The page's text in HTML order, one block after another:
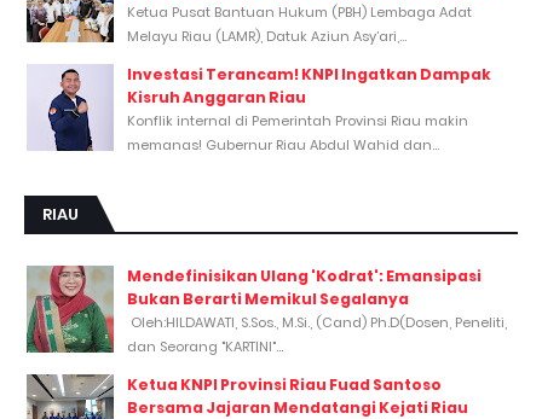
Ketua Pusat Bantuan Hukum (PBH) Lembaga Adat
Melayu Riau (LAMR), Datuk Aziun Asy’ari,...
Investasi Terancam! KNPI Ingatkan Dampak
Kisruh Anggaran Riau
Konflik internal di Pemerintah Provinsi Riau makin
memanas! Gubernur Riau Abdul Wahid dan...
RIAU
Mendefinisikan Ulang 'Kodrat': Emansipasi
Bukan Berarti Memikul Segalanya
Oleh:HILDAWATI, S.Sos., M.Si., (Cand) Ph.D(Dosen, Peneliti,
dan Seorang "KARTINI"...
Ketua KNPI Provinsi Riau Fuad Santoso
Bersama Jajaran Mendatangi Kejati Riau